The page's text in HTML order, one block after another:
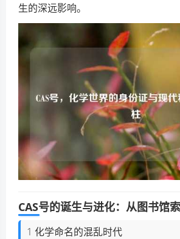
生的深远影响。
CAS号的诞生与进化：从图书馆
1 化学命名的混乱时代